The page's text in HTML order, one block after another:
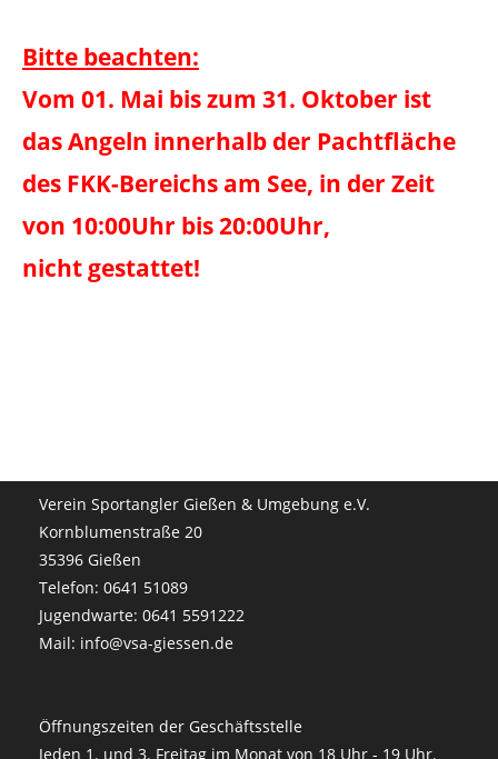
Bitte beachten:
Vom 01. Mai bis zum 31. Oktober ist
das Angeln innerhalb der Pachtfläche
des FKK-Bereichs am See, in der Zeit
von 10:00Uhr bis 20:00Uhr,
nicht gestattet!
Verein Sportangler Gießen & Umgebung e.V.
Kornblumenstraße 20
35396 Gießen
Telefon: 0641 51089
Jugendwarte: 0641 5591222
Mail: info@vsa-giessen.de
Öffnungszeiten der Geschäftsstelle
Jeden 1. und 3. Freitag im Monat von 18 Uhr - 19 Uhr.